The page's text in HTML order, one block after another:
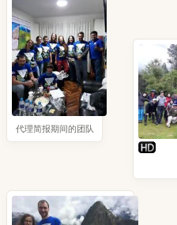
代理简报期间的团队